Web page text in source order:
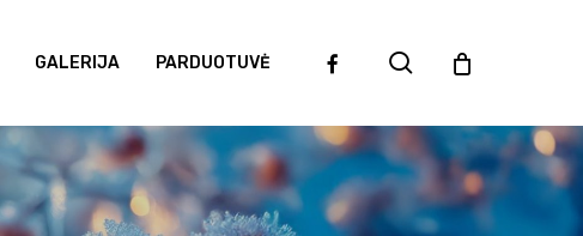
GALERIJA PARDUOTUVĖ facebook search